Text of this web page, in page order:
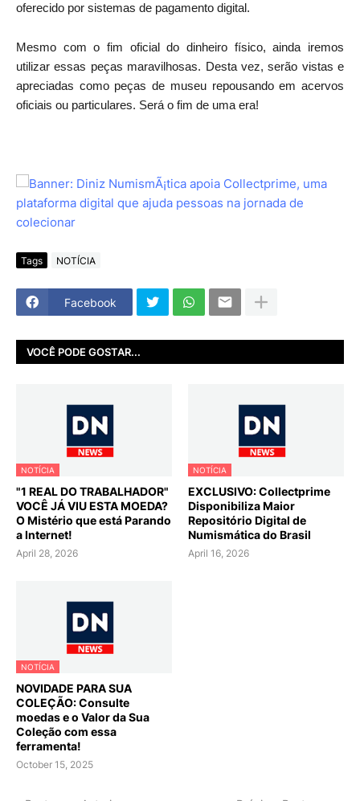
oferecido por sistemas de pagamento digital.
Mesmo com o fim oficial do dinheiro físico, ainda iremos
utilizar essas peças maravilhosas. Desta vez, serão vistas e
apreciadas como peças de museu repousando em acervos
oficiais ou particulares. Será o fim de uma era!
Tags NOTÍCIA
Facebook
VOCÊ PODE GOSTAR...
NOTÍCIA
"1 REAL DO TRABALHADOR"
VOCÊ JÁ VIU ESTA MOEDA?
O Mistério que está Parando
a Internet!
April 28, 2026
NOTÍCIA
EXCLUSIVO: Collectprime
Disponibiliza Maior
Repositório Digital de
Numismática do Brasil
April 16, 2026
NOTÍCIA
NOVIDADE PARA SUA
COLEÇÃO: Consulte
moedas e o Valor da Sua
Coleção com essa
ferramenta!
October 15, 2025